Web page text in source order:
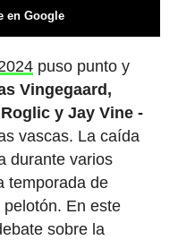
en Google
puso punto y
Vingegaard,
y Jay Vine -
vascas. La caída
durante varios
temporada de
En este
sobre la